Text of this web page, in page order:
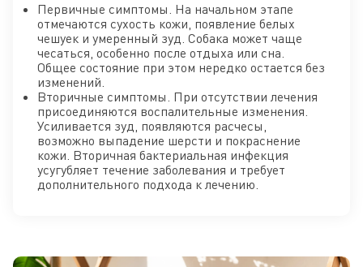
Первичные симптомы. На начальном этапе
отмечаются сухость кожи, появление белых
чешуек и умеренный зуд. Собака может чаще
чесаться, особенно после отдыха или сна.
Общее состояние при этом нередко остается без
изменений.
Вторичные симптомы. При отсутствии лечения
присоединяются воспалительные изменения.
Усиливается зуд, появляются расчесы,
возможно выпадение шерсти и покраснение
кожи. Вторичная бактериальная инфекция
усугубляет течение заболевания и требует
дополнительного подхода к лечению.